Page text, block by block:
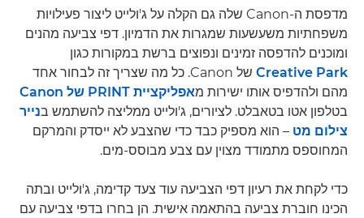
מדפסת ה-Canon שלה גם הקלה על ג'ולייט ליצור פעילויות
משפחתיות משעשעות שמגרות את הדמיון. דפי צביעה מהנים
ומוכנים להדפסה זמינים ונפוצים ברשת במקורות כגון
Creative Park
של Canon. כל מה שצריך זה לבחור אחד
מהם ולהדפיס אותו ישירות מאפליקציית PRINT של Canon
בטלפון אטו בטאבלט. לציורים, ג'ולייט ממליצה להשתמש בנייר
צילום מט – הוא מספיק כבד כדי שהצבע לא ייסדק והמרקם
המחוספס מתמודד מצוין עם צבע מבוסס-מים.
כדי לקחת את רעיון דפי הצביעה עוד צעד קדימה, ג'ולייט ובתה
הכינו חוברת צביעה בהתאמה אישית. הן בחרו בדפי צביעה עם